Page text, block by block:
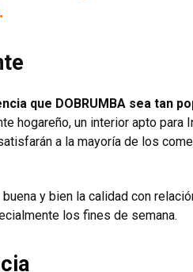
que DOBRUMBA sea tan
hogareño, un interior apto para
a la mayoría de los
y bien la calidad con
los fines de semana.